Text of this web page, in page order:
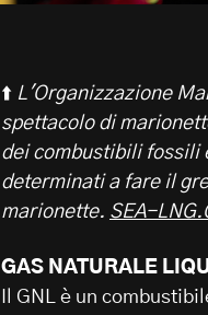
⬆️ L'Organizzazione
spettacolo di
dei combustibili fossili
determinati a fare il
marionette. SEA-
GAS NATURALE
Il GNL è un